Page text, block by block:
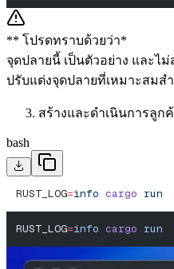
** โปรดทราบด้วยว่า*
จุดปลายนี้ เป็นตัวอย่าง และไ
ปรับแต่งจุดปลายที่เหมาะสม
สร้างและดําเนินการลูก
bash
RUST_LOG=info cargo run
RUST_LOG=info cargo run